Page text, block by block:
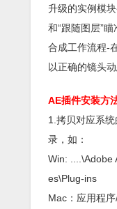
升级的实例模
和“跟随图层”瞄
合成工作流程-
以正确的镜头
AE插件安装方
1.拷贝对应系
录，如：
Win: ....\Adobe
es\Plug-ins
Mac：应用程